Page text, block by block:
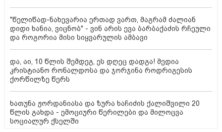
"წელიწად-ნახევარია ერთად ვართ, მაგრამ ძალიან
დიდი ხანია, ვიცნობ" - ვინ არის ევა ბარბაქაძის რჩეული
და როგორია მისი სიყვარულის ამბავი
და, აი, 10 წლის შემდეგ, ეს დღეც დადგა! მედია
კრისტიანო რონალდოსა და ჯორჯინა როდრიგესის
ქორწილზე წერს
ხათუნა ჟორდანიასა და ზურა ხაჩიძის ქალიშვილი 20
წლის გახდა - ემოციური წერილები და მილოცვა
სოციალურ ქსელში